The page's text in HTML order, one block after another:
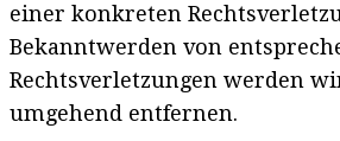
einer konkreten
Bekanntwerden von
Rechtsverletzungen werden
umgehend entfernen.